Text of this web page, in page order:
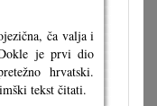
ča valja i
je prvi dio
hrvatski.
tekst čitati.